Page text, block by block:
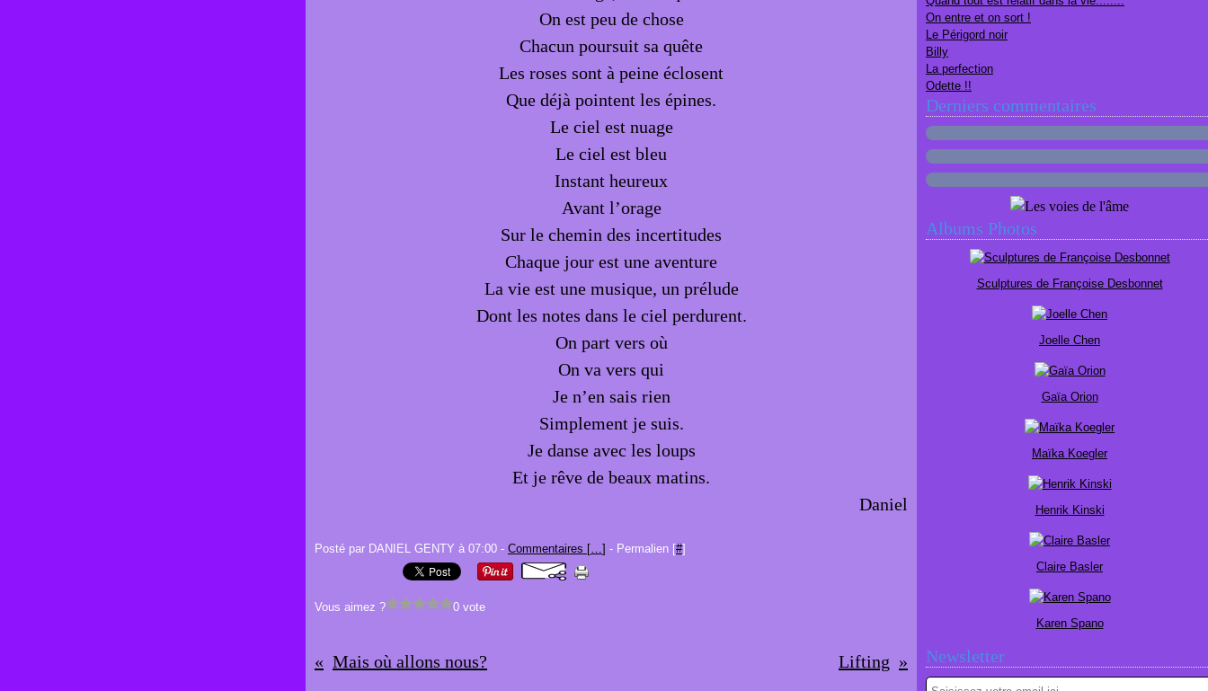
On est peu de chose
Chacun poursuit sa quête
Les roses sont à peine éclosent
Que déjà pointent les épines.
Le ciel est nuage
Le ciel est bleu
Instant heureux
Avant l’orage
Sur le chemin des incertitudes
Chaque jour est une aventure
La vie est une musique, un prélude
Dont les notes dans le ciel perdurent.
On part vers où
On va vers qui
Je n’en sais rien
Simplement je suis.
Je danse avec les loups
Et je rêve de beaux matins.
Daniel
Posté par DANIEL GENTY à 07:00 - Commentaires […] - Permalien [#]
Vous aimez ? 0 vote
Mais où allons nous? Lifting
On entre et on sort !
Le Périgord noir
Billy
La perfection
Odette !!
Derniers commentaires
Albums Photos
Sculptures de Françoise Desbonnet
Joelle Chen
Gaïa Orion
Maïka Koegler
Henrik Kinski
Claire Basler
Karen Spano
Newsletter